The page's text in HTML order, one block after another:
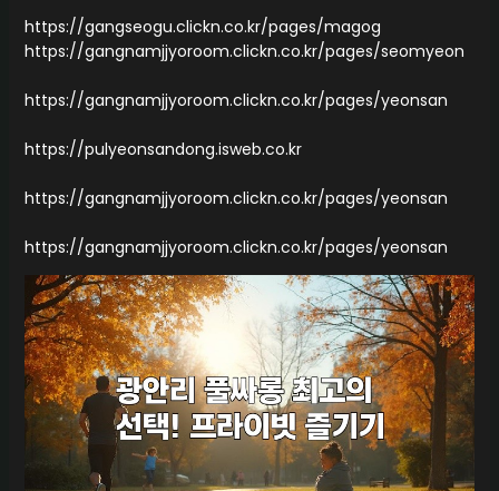
https://gangseogu.clickn.co.kr/pages/magog
https://gangnamjjyoroom.clickn.co.kr/pages/seomyeon
https://gangnamjjyoroom.clickn.co.kr/pages/yeonsan
https://pulyeonsandong.isweb.co.kr
https://gangnamjjyoroom.clickn.co.kr/pages/yeonsan
https://gangnamjjyoroom.clickn.co.kr/pages/yeonsan